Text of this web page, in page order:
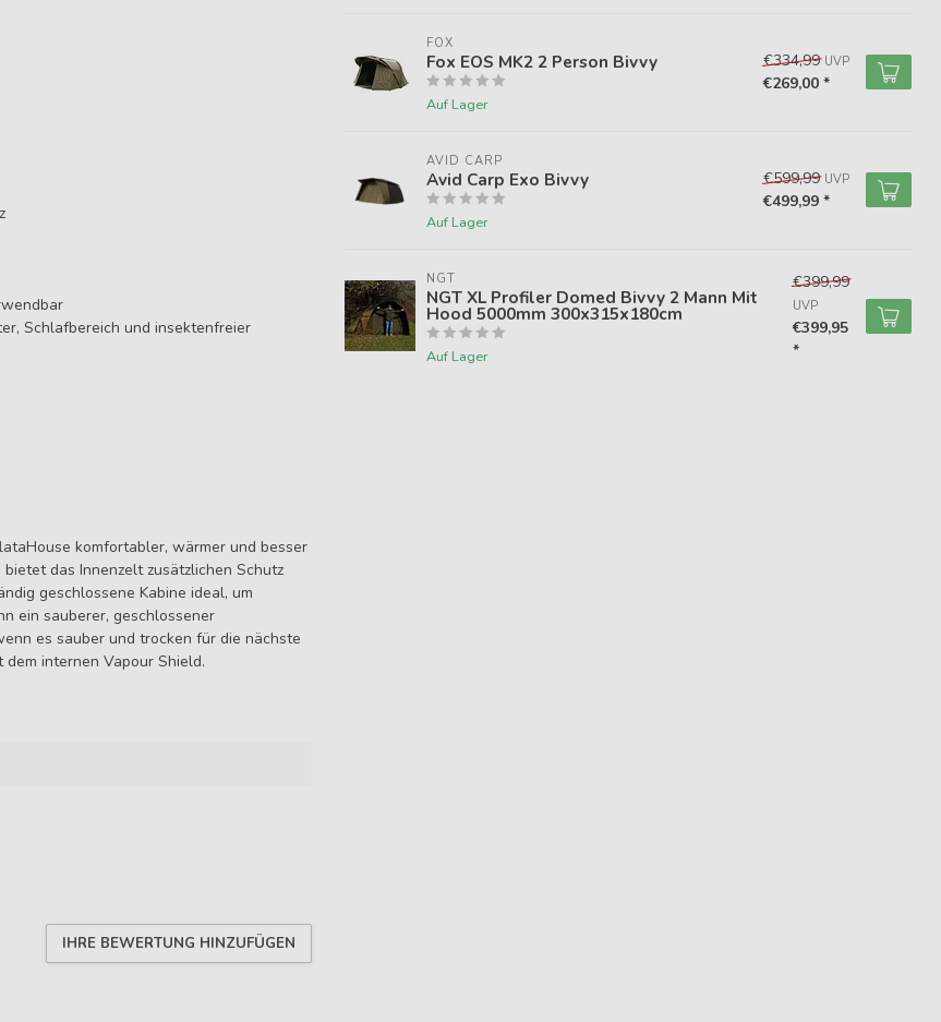
Schlafbereich und insektenfreier
komfortabler, wärmer und besser
das Innenzelt zusätzlichen Schutz
geschlossene Kabine ideal, um
ein sauberer, geschlossener
es sauber und trocken für die nächste
internen Vapour Shield.
IHRE BEWERTUNG HINZUFÜGEN
FOX
Fox EOS MK2 2 Person Bivvy
Auf Lager
€334,99 UVP
€269,00 *
AVID CARP
Avid Carp Exo Bivvy
Auf Lager
€599,99 UVP
€499,99 *
NGT
NGT XL Profiler Domed Bivvy 2 Mann Mit
Hood 5000mm 300x315x180cm
Auf Lager
€399,99
UVP
€399,95
*